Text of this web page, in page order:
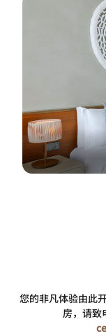
您的非凡体验由此
房，请致